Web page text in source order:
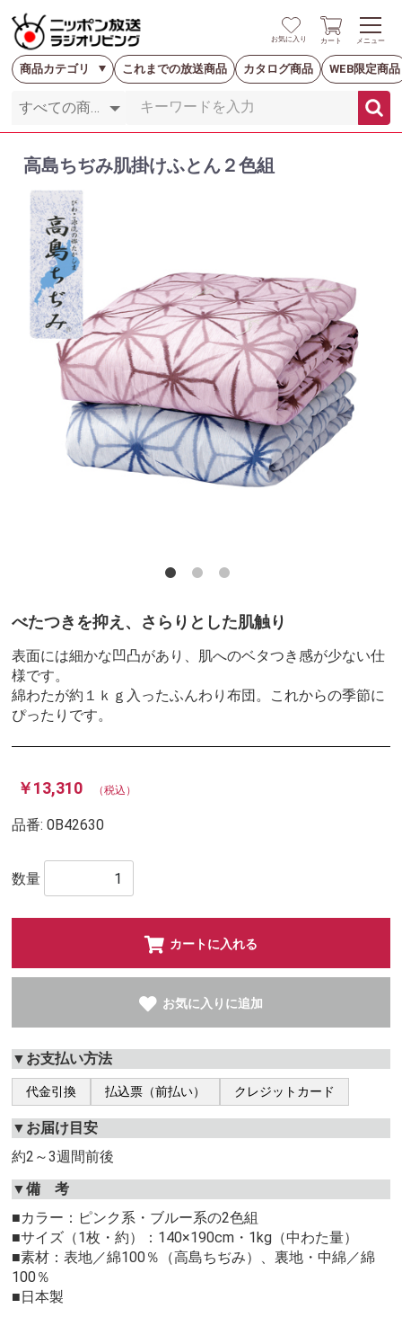
お気に入り カート メニュー
商品カテゴリ これまでの放送商品 カタログ商品 WEB限定商品
高島ちぢみ肌掛けふとん２色組
べたつきを抑え、さらりとした肌触り
表面には細かな凹凸があり、肌へのベタつき感が少ない仕
様です。
綿わたが約１ｋｇ入ったふんわり布団。これからの季節に
ぴったりです。
￥13,310 （税込）
品番:0B42630
数量
カートに入れる
お気に入りに追加
▼お支払い方法
代金引換 払込票（前払い） クレジットカード
▼お届け目安
約2～3週間前後
▼備 考
■カラー：ピンク系・ブルー系の2色組
■サイズ（1枚・約）：140×190cm・1kg（中わた量）
■素材：表地／綿100％（高島ちぢみ）、裏地・中綿／綿
100％
■日本製